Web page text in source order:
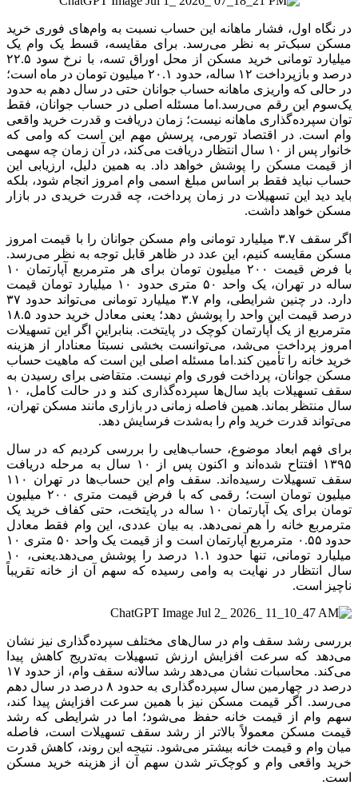
در نگاه اول، فشار ماهانه این حساب نسبت به وام‌های فوری خرید
مسکن سبک‌تر به نظر می‌رسد. برای مقایسه، قسط یک وام یک
میلیارد تومانی خرید مسکن از محل اوراق تسه، با نرخ سود ۲۲.۵
درصد و بازپرداخت ۱۲ ساله، حدود ۲۰.۱ میلیون تومان در ماه است؛
در حالی که واریزی ماهانه حساب جوانان حتی در سال دهم به حدود
یک‌سوم این رقم می‌رسد.اما مسئله اصلی در حساب جوانان، فقط
توان سپرده‌گذاری ماهانه نیست؛ زمان دریافت و قدرت خرید واقعی
وام است. در اقتصاد تورمی، پرسش مهم این است که وامی که
خانوار پس از ۱۰ سال انتظار دریافت می‌کند، در آن زمان چه سهمی
از قیمت مسکن را پوشش خواهد داد. به همین دلیل، ارزیابی این
حساب نباید فقط بر اساس مبلغ اسمی وام امروز انجام شود، بلکه
باید دید این تسهیلات در زمان پرداخت، چه قدرت خریدی در بازار
مسکن خواهد داشت.
اگر سقف ۳.۷ میلیارد تومانی وام مسکن جوانان را با قیمت امروز
مسکن مقایسه کنیم، این عدد در ظاهر قابل توجه به نظر می‌رسد.
با فرض قیمت ۲۰۰ میلیون تومان برای هر مترمربع آپارتمان ۱۰
ساله در تهران، یک واحد ۵۰ متری حدود ۱۰ میلیارد تومان قیمت
دارد. در چنین شرایطی، وام ۳.۷ میلیارد تومانی می‌تواند حدود ۳۷
درصد قیمت این واحد را پوشش دهد؛ یعنی معادل خرید حدود ۱۸.۵
مترمربع از یک آپارتمان کوچک در پایتخت. بنابراین اگر این تسهیلات
امروز پرداخت می‌شد، می‌توانست بخشی نسبتاً معنادار از هزینه
خرید خانه را تأمین کند.اما مسئله اصلی این است که ماهیت حساب
مسکن جوانان، پرداخت فوری وام نیست. متقاضی برای رسیدن به
سقف تسهیلات باید سال‌ها سپرده‌گذاری کند و در حالت کامل، ۱۰
سال منتظر بماند. همین فاصله زمانی در بازاری مانند مسکن تهران،
می‌تواند قدرت خرید وام را به‌شدت فرسایش دهد.
برای فهم ابعاد موضوع، حساب‌هایی را بررسی کردیم که در سال
۱۳۹۵ افتتاح شده‌اند و اکنون پس از ۱۰ سال به مرحله دریافت
سقف تسهیلات رسیده‌اند. سقف وام این حساب‌ها در تهران ۱۱۰
میلیون تومان است؛ رقمی که با فرض قیمت متری ۲۰۰ میلیون
تومان برای یک آپارتمان ۱۰ ساله در پایتخت، حتی کفاف خرید یک
مترمربع خانه را هم نمی‌دهد. به بیان عددی، این وام فقط معادل
حدود ۰.۵۵ مترمربع آپارتمان است و از قیمت یک واحد ۵۰ متری ۱۰
میلیارد تومانی، تنها حدود ۱.۱ درصد را پوشش می‌دهد.یعنی، ۱۰
سال انتظار در نهایت به وامی رسیده که سهم آن از خانه تقریباً
ناچیز است.
بررسی رشد سقف وام در سال‌های مختلف سپرده‌گذاری نیز نشان
می‌دهد که سرعت افزایش ارزش تسهیلات به‌تدریج کاهش پیدا
می‌کند. محاسبات نشان می‌دهد رشد سالانه سقف وام، از حدود ۱۷
درصد در چهارمین سال سپرده‌گذاری به حدود ۸ درصد در سال دهم
می‌رسد. اگر قیمت مسکن نیز با همین سرعت افزایش پیدا کند،
سهم وام از قیمت خانه حفظ می‌شود؛ اما در شرایطی که رشد
قیمت مسکن معمولاً بالاتر از رشد سقف تسهیلات است، فاصله
میان وام و قیمت خانه بیشتر می‌شود. نتیجه این روند، کاهش قدرت
خرید واقعی وام و کوچک‌تر شدن سهم آن از هزینه خرید مسکن
است.